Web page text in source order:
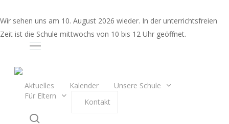
to
main
Wir sehen uns am 10. August 2026 wieder. In der unterrichtsfreien
Zeit ist die Schule mittwochs von 10 bis 12 Uhr geöffnet.
Auswahl
Aktuelles Kalender
Unsere Schule
Für Eltern
Kontakt